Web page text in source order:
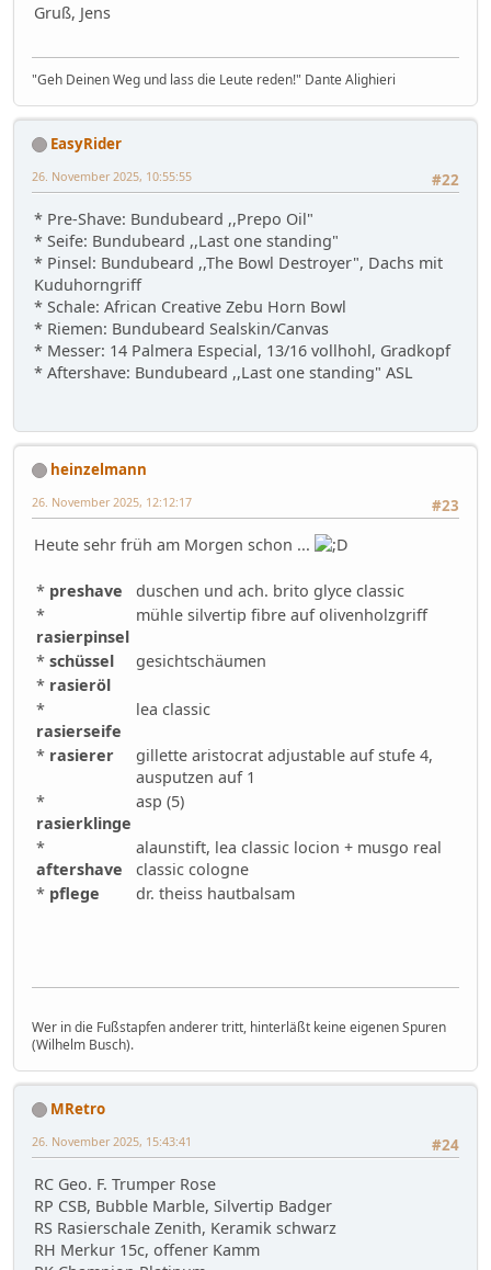
Gruß, Jens
"Geh Deinen Weg und lass die Leute reden!" Dante Alighieri
EasyRider
#22
26. November 2025, 10:55:55
* Pre-Shave: Bundubeard ,,Prepo Oil"
* Seife: Bundubeard ,,Last one standing"
* Pinsel: Bundubeard ,,The Bowl Destroyer", Dachs mit
Kuduhorngriff
* Schale: African Creative Zebu Horn Bowl
* Riemen: Bundubeard Sealskin/Canvas
* Messer: 14 Palmera Especial, 13/16 vollhohl, Gradkopf
* Aftershave: Bundubeard ,,Last one standing" ASL
heinzelmann
#23
26. November 2025, 12:12:17
Heute sehr früh am Morgen schon ...
* preshave
duschen und ach. brito glyce classic
*
rasierpinsel
mühle silvertip fibre auf olivenholzgriff
* schüssel
gesichtschäumen
* rasieröl
*
rasierseife
lea classic
* rasierer
gillette aristocrat adjustable auf stufe 4,
ausputzen auf 1
*
rasierklinge
asp (5)
*
aftershave
alaunstift, lea classic locion + musgo real
classic cologne
* pflege dr. theiss hautbalsam
Wer in die Fußstapfen anderer tritt, hinterläßt keine eigenen Spuren
(Wilhelm Busch).
MRetro
#24
26. November 2025, 15:43:41
RC Geo. F. Trumper Rose
RP CSB, Bubble Marble, Silvertip Badger
RS Rasierschale Zenith, Keramik schwarz
RH Merkur 15c, offener Kamm